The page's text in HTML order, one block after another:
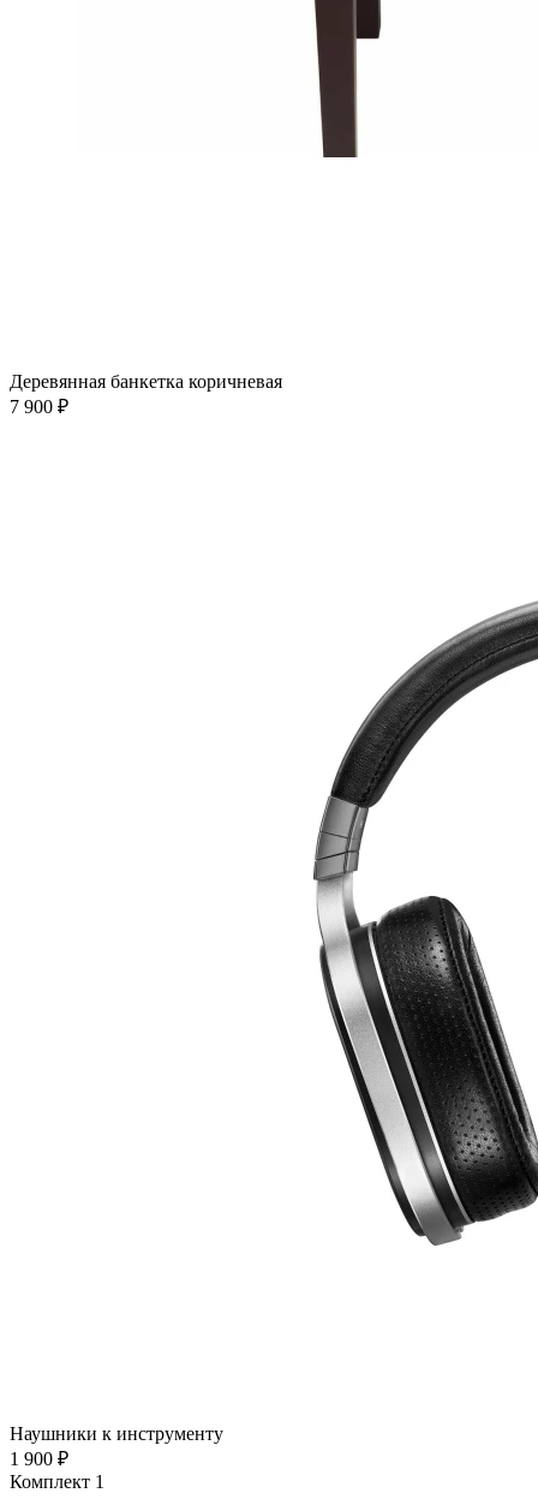
Деревянная банкетка коричневая
7 900 ₽
Наушники к инструменту
1 900 ₽
Комплект 1